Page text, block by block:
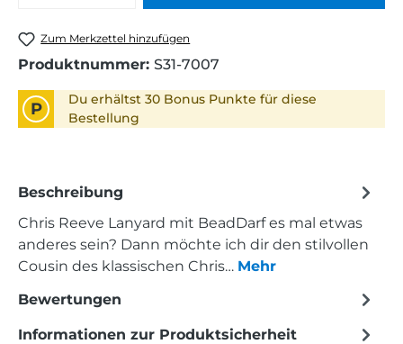
Zum Merkzettel hinzufügen
Produktnummer: S31-7007
P
Du erhältst 30 Bonus Punkte für diese
Bestellung
Beschreibung
Chris Reeve Lanyard mit BeadDarf es mal etwas
anderes sein? Dann möchte ich dir den stilvollen
Cousin des klassischen Chris… Mehr
Bewertungen
Informationen zur Produktsicherheit